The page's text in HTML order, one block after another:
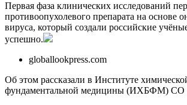
Первая фаза клинических исследований
противоопухолевого препарата на основе
вируса, который создали российские
успешно.
globallookpress.com
Об этом рассказали в Институте
фундаментальной медицины (ИХБФМ)